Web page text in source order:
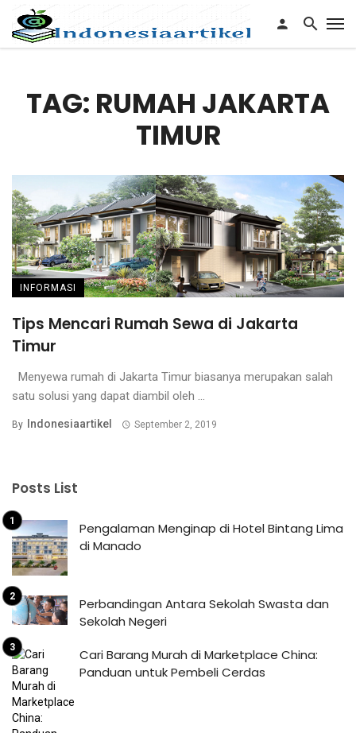
TAG: RUMAH JAKARTA
TIMUR
INFORMASI
Tips Mencari Rumah Sewa di Jakarta
Timur
Menyewa rumah di Jakarta Timur biasanya merupakan salah
satu solusi yang dapat diambil oleh ...
By Indonesiaartikel September 2, 2019
Posts List
Pengalaman Menginap di Hotel Bintang Lima
di Manado
Perbandingan Antara Sekolah Swasta dan
Sekolah Negeri
Cari Barang Murah di Marketplace China:
Panduan untuk Pembeli Cerdas